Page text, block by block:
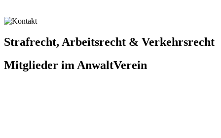
Strafrecht, Arbeitsrecht & Verkehrsrecht
Mitglieder im AnwaltVerein